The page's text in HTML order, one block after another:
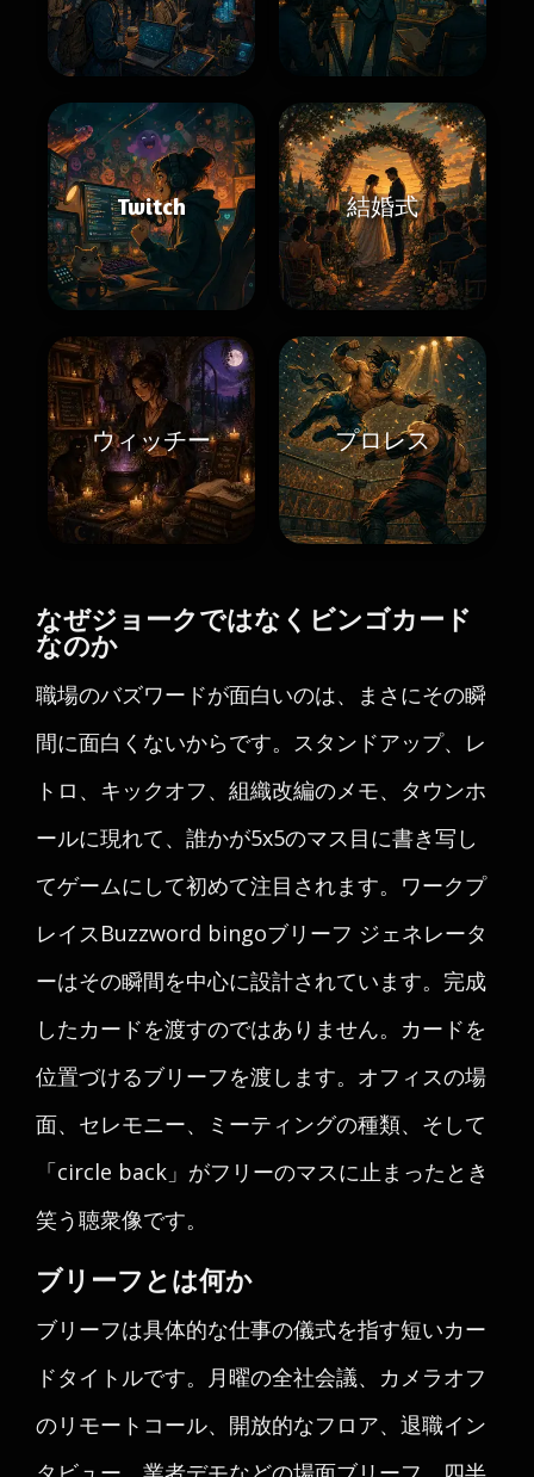
Twitch 結婚式
ウィッチー プロレス
なぜジョークではなくビンゴカード
なのか
職場のバズワードが面白いのは、まさにその瞬
間に面白くないからです。スタンドアップ、レ
トロ、キックオフ、組織改編のメモ、タウンホ
ールに現れて、誰かが5x5のマス目に書き写し
てゲームにして初めて注目されます。ワークプ
レイスBuzzword bingoブリーフ ジェネレータ
ーはその瞬間を中心に設計されています。完成
したカードを渡すのではありません。カードを
位置づけるブリーフを渡します。オフィスの場
面、セレモニー、ミーティングの種類、そして
「circle back」がフリーのマスに止まったとき
笑う聴衆像です。
ブリーフとは何か
ブリーフは具体的な仕事の儀式を指す短いカー
ドタイトルです。月曜の全社会議、カメラオフ
のリモートコール、開放的なフロア、退職イン